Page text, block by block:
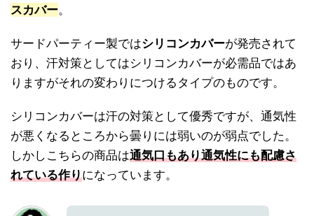
スカバー。
サードパーティー製ではシリコンカバーが発売されて
おり、汗対策としてはシリコンカバーが必需品ではあ
りますがそれの変わりにつけるタイプのものです。
シリコンカバーは汗の対策として優秀ですが、通気性
が悪くなるところから曇りには弱いのが弱点でした。
しかしこちらの商品は通気口もあり通気性にも配慮さ
れている作りになっています。